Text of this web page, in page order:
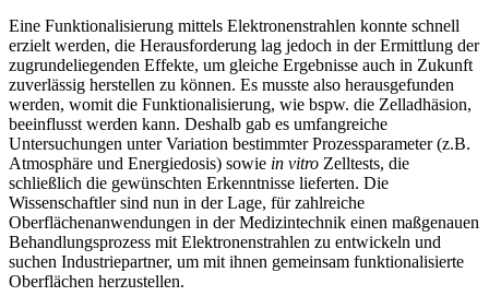
Eine Funktionalisierung mittels Elektronenstrahlen konnte schnell
erzielt werden, die Herausforderung lag jedoch in der Ermittlung der
zugrundeliegenden Effekte, um gleiche Ergebnisse auch in Zukunft
zuverlässig herstellen zu können. Es musste also herausgefunden
werden, womit die Funktionalisierung, wie bspw. die Zelladhäsion,
beeinflusst werden kann. Deshalb gab es umfangreiche
Untersuchungen unter Variation bestimmter Prozessparameter (z.B.
Atmosphäre und Energiedosis) sowie in vitro Zelltests, die
schließlich die gewünschten Erkenntnisse lieferten. Die
Wissenschaftler sind nun in der Lage, für zahlreiche
Oberflächenanwendungen in der Medizintechnik einen maßgenauen
Behandlungsprozess mit Elektronenstrahlen zu entwickeln und
suchen Industriepartner, um mit ihnen gemeinsam funktionalisierte
Oberflächen herzustellen.